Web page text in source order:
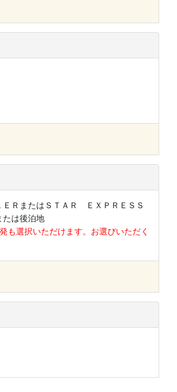
ＥＲまたはＳＴＡＲ ＥＸＰＲＥＳＳ
たは後泊地
も選択いただけます。お選びいただく